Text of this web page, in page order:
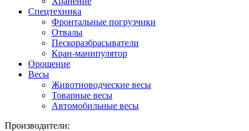
Спецтехника
Фронтальные погрузчики
Отвалы
Пескоразбрасыватели
Кран-манипулятор
Орошение
Весы
Животноводческие весы
Товарные весы
Автомобильные весы
Производители: